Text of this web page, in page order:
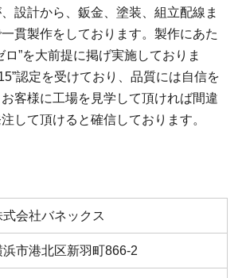
設計から、鈑金、塗装、組立配線ま
貫製作をしております。製作にあた
ロ”を大前提に掲げ実施しておりま
認定を受けており、品質には自信を
客様に工場を見学して頂ければ間違
して頂けると確信しております。
式会社バネックス
浜市港北区新羽町866-2